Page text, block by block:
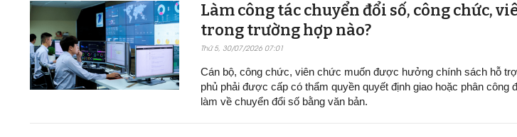
Làm công tác chuyển đổi số, công chức,
trong trường hợp nào?
Thứ 5, 30/07/2026 07:01
Cán bộ, công chức, viên chức muốn được hưởng chính sách hỗ
phủ phải được cấp có thẩm quyền quyết định giao hoặc phân công
làm về chuyển đổi số bằng văn bản.